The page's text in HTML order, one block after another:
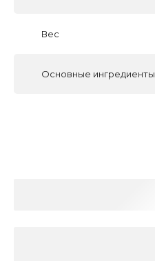
Вес
Основные ингредиенты